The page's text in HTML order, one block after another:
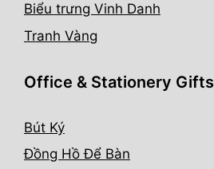
Biểu trưng Vinh Danh
Tranh Vàng
Office & Stationery Gifts
Bút Ký
Đồng Hồ Để Bàn